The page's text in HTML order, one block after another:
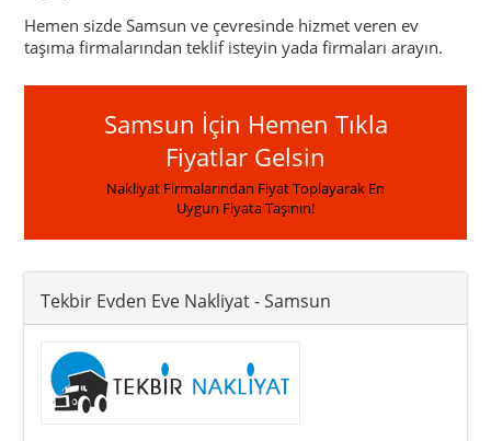
Hemen sizde Samsun ve çevresinde hizmet veren ev
taşıma firmalarından teklif isteyin yada firmaları arayın.
Samsun İçin Hemen Tıkla
Fiyatlar Gelsin
Nakliyat Firmalarından Fiyat Toplayarak En
Uygun Fiyata Taşının!
Tekbir Evden Eve Nakliyat- Samsun